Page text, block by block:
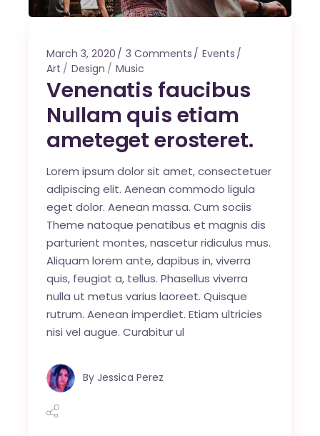
March 3, 2020 3 Comments
Events
Art
Design Music
Venenatis faucibus
Nullam quis etiam
ameteget erosteret.
Lorem ipsum dolor sit amet, consectetuer
adipiscing elit. Aenean commodo ligula
eget dolor. Aenean massa. Cum sociis
Theme natoque penatibus et magnis dis
parturient montes, nascetur ridiculus mus.
Aliquam lorem ante, dapibus in, viverra
quis, feugiat a, tellus. Phasellus viverra
nulla ut metus varius laoreet. Quisque
rutrum. Aenean imperdiet. Etiam ultricies
nisi vel augue. Curabitur ul
By Jessica Perez